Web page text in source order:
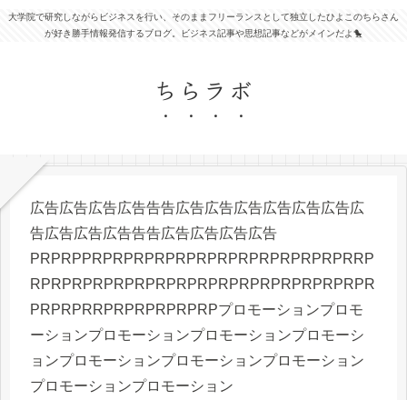
大学院で研究しながらビジネスを行い、そのままフリーランスとして独立したひよこのちらさん
が好き勝手情報発信するブログ。ビジネス記事や思想記事などがメインだよ🐤
ちらラボ
広告広告広告広告告告広告広告広告広告広告広告広
告広告広告広告告告広告広告広告広告
PRPRPPRPRPRPRPRPRPRPRPRPRPRPRPRRP
RPRPRPRPRPRPRPRPRPRPRPRPRPRPRPRPR
PRPRPRRPRPRPRPRPRPプロモーションプロモ
ーションプロモーションプロモーションプロモーシ
ョンプロモーションプロモーションプロモーション
プロモーションプロモーション